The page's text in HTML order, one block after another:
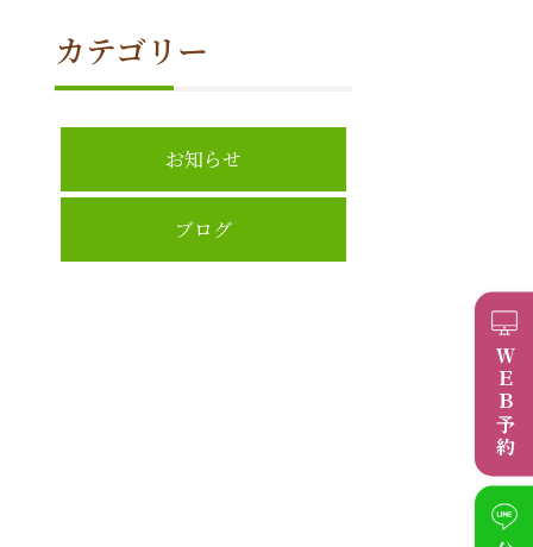
ＷＥＢ予約
カテゴリー
お知らせ
ブログ